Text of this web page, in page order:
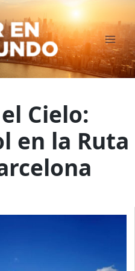
Cielo:
en la Ruta